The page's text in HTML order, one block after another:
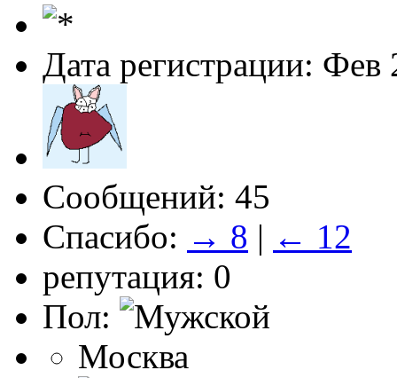
Дата регистрации: Фев
Сообщений: 45
Спасибо: → 8 | ← 12
репутация: 0
Пол:
Москва